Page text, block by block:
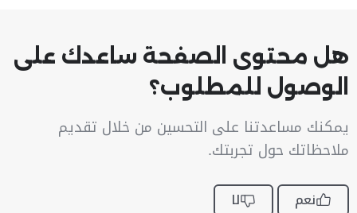
هل محتوى الصفحة ساعدك على
الوصول للمطلوب؟
يمكنك مساعدتنا على التحسين من خلال تقديم
ملاحظاتك حول تجربتك.
نعم لا